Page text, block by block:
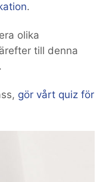
.
olika
till denna
gör vårt quiz för